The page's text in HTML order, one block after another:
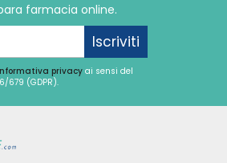
farmacia online.
Iscriviti
privacy ai sensi del
679 (GDPR).